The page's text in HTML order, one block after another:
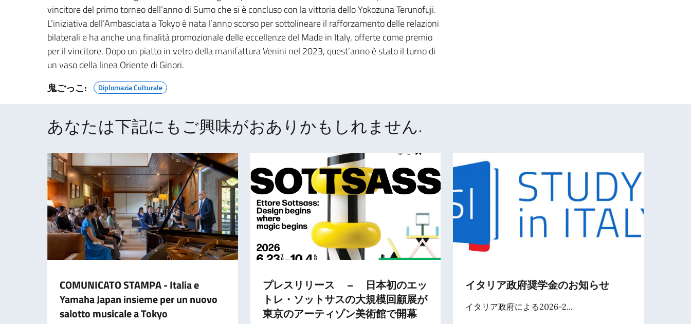
vincitore del primo torneo dell’anno di Sumo che si è concluso con la vittoria dello Yokozuna Terunofuji.
L’iniziativa dell’Ambasciata a Tokyo è nata l’anno scorso per sottolineare il rafforzamento delle relazioni
bilaterali e ha anche una finalità promozionale delle eccellenze del Made in Italy, offerte come premio
per il vincitore. Dopo un piatto in vetro della manifattura Venini nel 2023, quest’anno è stato il turno di
un vaso della linea Oriente di Ginori.
鬼ごっこ:
Diplomazia Culturale
あなたは下記にもご興味がおありかもしれません.
COMUNICATO STAMPA - Italia e
Yamaha Japan insieme per un nuovo
salotto musicale a Tokyo
プレスリリース – 日本初のエッ
トレ・ソットサスの大規模回顧展が
東京のアーティゾン美術館で開幕
イタリア政府奨学金のお知らせ
イタリア政府による2026-2...